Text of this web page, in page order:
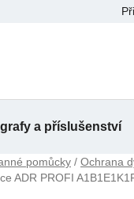
a příslušenství
pomůcky / Ochrana
ADR PROFI